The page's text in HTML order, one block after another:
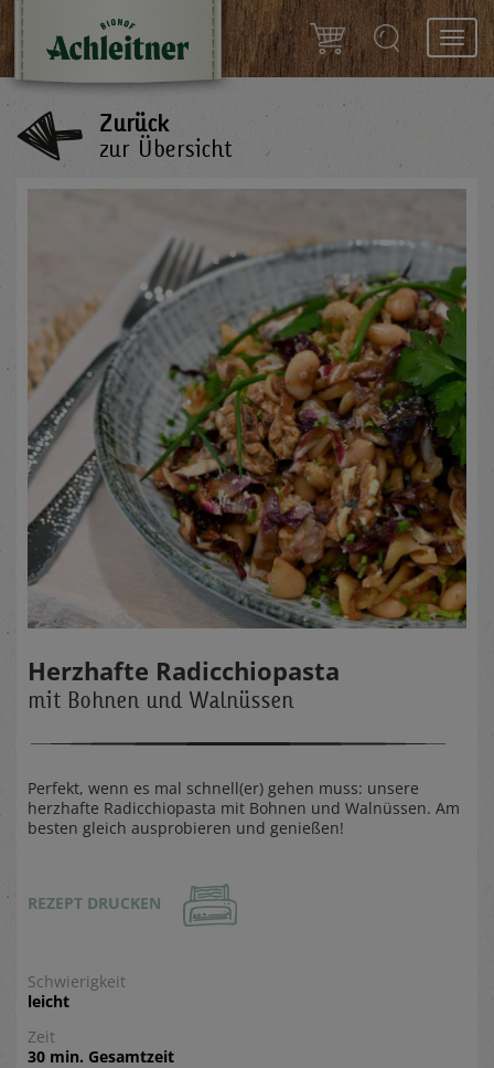
Zurück
zur Übersicht
Herzhafte Radicchiopasta
mit Bohnen und Walnüssen
Perfekt, wenn es mal schnell(er) gehen muss: unsere
herzhafte Radicchiopasta mit Bohnen und Walnüssen. Am
besten gleich ausprobieren und genießen!
REZEPT DRUCKEN
Schwierigkeit
leicht
Zeit
30 min. Gesamtzeit